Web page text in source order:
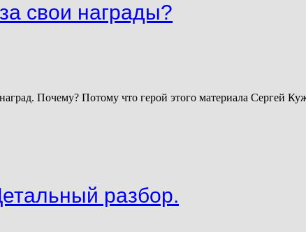
свои награды?
Почему? Потому что герой этого материала Сергей
разбор.